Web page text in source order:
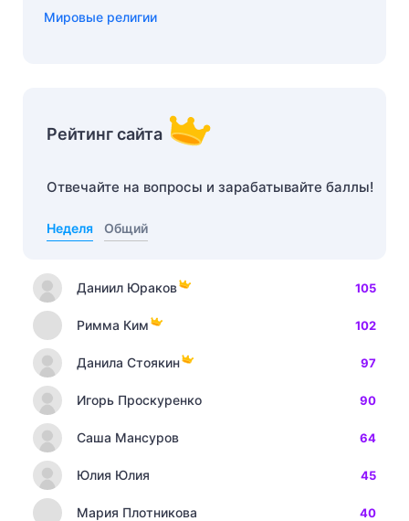
Мировые религии
Рейтинг сайта
Отвечайте на вопросы и зарабатывайте баллы!
Неделя Общий
Даниил Юраков 105
Римма Ким 102
Данила Стоякин 97
Игорь Проскуренко 90
Саша Мансуров 64
Юлия Юлия 45
Мария Плотникова 40